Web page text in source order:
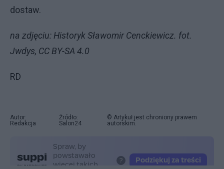
dostaw.
na zdjęciu: Historyk Sławomir Cenckiewicz. fot.
Jwdys, CC BY-SA 4.0
RD
Autor:
Redakcja
Źródło:
Salon24
© Artykuł jest chroniony prawem
autorskim.